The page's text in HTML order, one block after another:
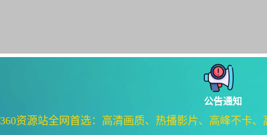
公告通知
360资源站全网首选：高清画质、热播影片、高峰不卡